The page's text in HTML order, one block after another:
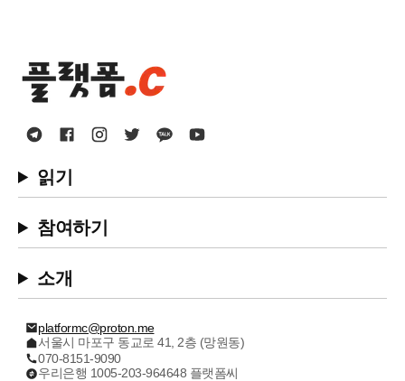
읽기
참여하기
소개
platformc@proton.me
서울시 마포구 동교로 41, 2층 (망원동)
070-8151-9090
우리은행 1005-203-964648 플랫폼씨